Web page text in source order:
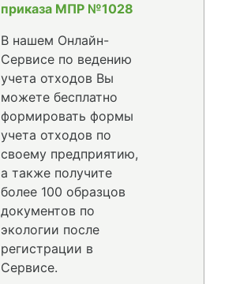
приказа МПР №1028
В нашем Онлайн-
Сервисе по ведению
учета отходов Вы
можете бесплатно
формировать формы
учета отходов по
своему предприятию,
а также получите
более 100 образцов
документов по
экологии после
регистрации в
Сервисе.